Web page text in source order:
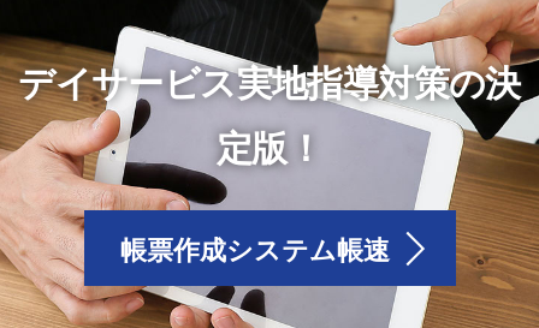
デイサービス実地指導対策の決
定版！
帳票作成システム帳速